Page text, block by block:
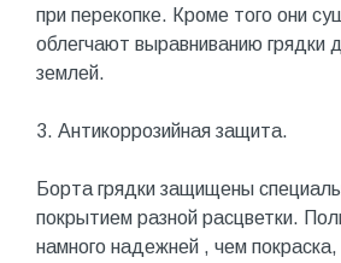
при перекопке. Кроме того они
облегчают выравниванию грядки
землей.
3. Антикоррозийная защита.
Борта грядки защищены
покрытием разной расцветки.
намного надежней , чем покраска,